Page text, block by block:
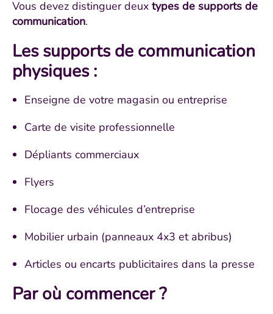
Vous devez distinguer deux types de supports de
communication.
Les supports de communication
physiques :
Enseigne de votre magasin ou entreprise
Carte de visite professionnelle
Dépliants commerciaux
Flyers
Flocage des véhicules d’entreprise
Mobilier urbain (panneaux 4x3 et abribus)
Articles ou encarts publicitaires dans la presse
Par où commencer ?